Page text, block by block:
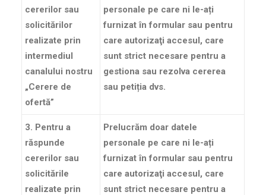
cererilor sau
solicitărilor
realizate prin
intermediul
canalului nostru
„Cerere de
ofertă”
personale pe care ni le-ați
furnizat în formular sau pentru
care autorizaţi accesul, care
sunt strict necesare pentru a
gestiona sau rezolva cererea
sau petiția dvs.
3. Pentru a
răspunde
cererilor sau
solicitările
realizate prin
Prelucrăm doar datele
personale pe care ni le-ați
furnizat în formular sau pentru
care autorizaţi accesul, care
sunt strict necesare pentru a